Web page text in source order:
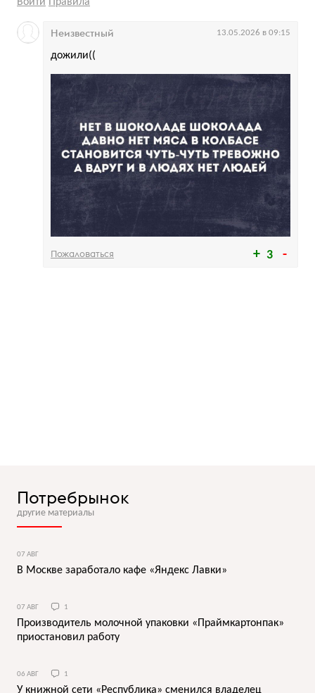
3
дожили((
Неизвестный 13.05.2026 в 09:15
Пожаловаться
Потребрынок
другие материалы
07 АВГ
В Москве заработало кафе «Яндекс Лавки»
07 АВГ 1
Производитель молочной упаковки «Праймкартонпак»
приостановил работу
06 АВГ 1
У книжной сети «Республика» сменился владелец